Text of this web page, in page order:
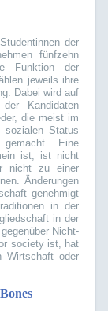
der
fünfzehn
Funktion der
jeweils ihre
Dabei wird auf
Kandidaten
die meist im
Status
Eine
ist, ist nicht
nicht zu einer
Änderungen
genehmigt
in der
in der
Nicht-
society ist, hat
Wirtschaft oder